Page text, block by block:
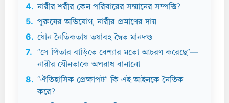
4. নারীর শরীর কেন পরিবারের সম্মানের সম্পত্তি?
5. পুরুষের অভিযোগ, নারীর প্রমাণের দায়
6. যৌন নৈতিকতায় ভয়াবহ দ্বৈত মানদণ্ড
7.
“সে পিতার বাড়িতে বেশ্যার মতো আচরণ করেছে”—
নারীর যৌনতাকে অপরাধ বানানো
8. “ঐতিহাসিক প্রেক্ষাপট” কি এই আইনকে নৈতিক
করে?